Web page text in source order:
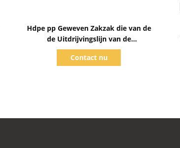
Hdpe pp Geweven Zakzak die van de
de Uitdrijvingslijn van de
Machineband het Proces 500kg H
maken
Contact nu